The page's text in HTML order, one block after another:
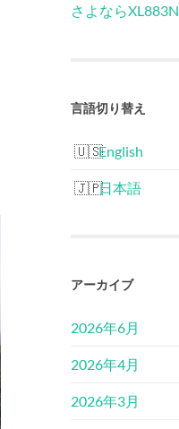
さよならXL883N
言語切り替え
English
日本語
アーカイブ
2026年6月
2026年4月
2026年3月